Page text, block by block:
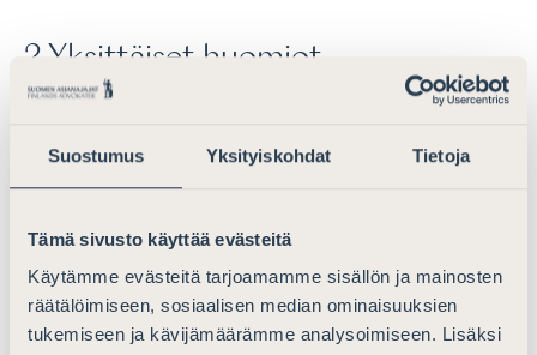
Suostumus Yksityiskohdat Tietoja
Tämä sivusto käyttää evästeitä
Käytämme evästeitä tarjoamamme sisällön ja mainosten
räätälöimiseen, sosiaalisen median ominaisuuksien
tukemiseen ja kävijämäärämme analysoimiseen. Lisäksi
2 Yksittäiset huomiot
koskevat huomiot
poistojärjestelmän eri kehittämisvaihtoehtoja sekä
kehittämistarpeita. Selvityksessä päädytään
ehdottamaan, että EVL 54 §:n 2 momentin poistojen
kirjanpitosidonnaisuudesta luovuttaisiin tilanteessa,